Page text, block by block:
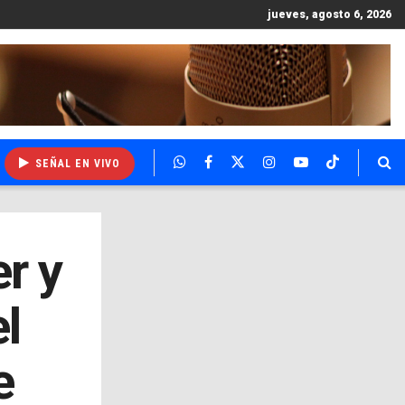
jueves, agosto 6, 2026
SEÑAL EN VIVO
y